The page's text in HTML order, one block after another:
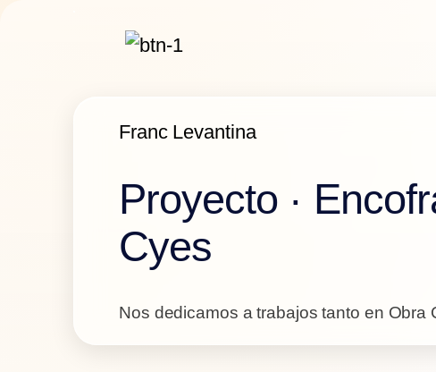
Franc Levantina
Proyecto ·
Cyes
Nos dedicamos a trabajos tanto en Obra